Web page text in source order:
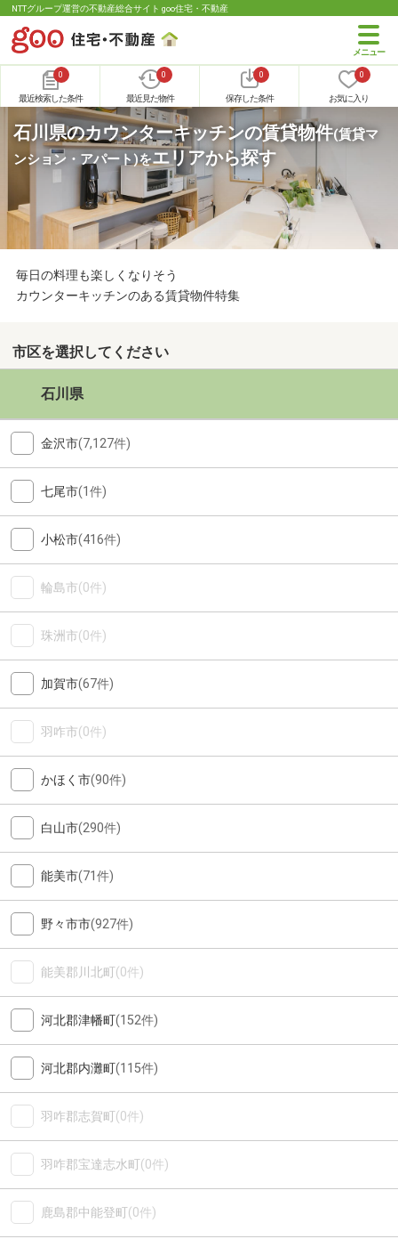
NTTグループ運営の不動産総合サイト goo住宅・不動産
0
最近検索した条件
0
最近見た物件
0
保存した条件
0
お気に入り
石川県のカウンターキッチンの賃貸物件(賃貸マ
ンション・アパート)をエリアから探す
毎日の料理も楽しくなりそう
カウンターキッチンのある賃貸物件特集
市区を選択してください
石川県
金沢市(7,127件)
七尾市(1件)
小松市(416件)
輪島市(0件)
珠洲市(0件)
加賀市(67件)
羽咋市(0件)
かほく市(90件)
白山市(290件)
能美市(71件)
野々市市(927件)
能美郡川北町(0件)
河北郡津幡町(152件)
河北郡内灘町(115件)
羽咋郡志賀町(0件)
羽咋郡宝達志水町(0件)
鹿島郡中能登町(0件)